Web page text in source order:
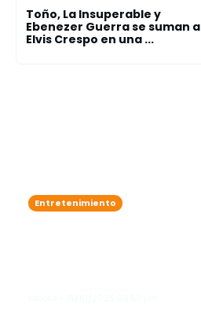
Toño, La Insuperable y
Ebenezer Guerra se suman a
Elvis Crespo en una ...
Entretenimiento